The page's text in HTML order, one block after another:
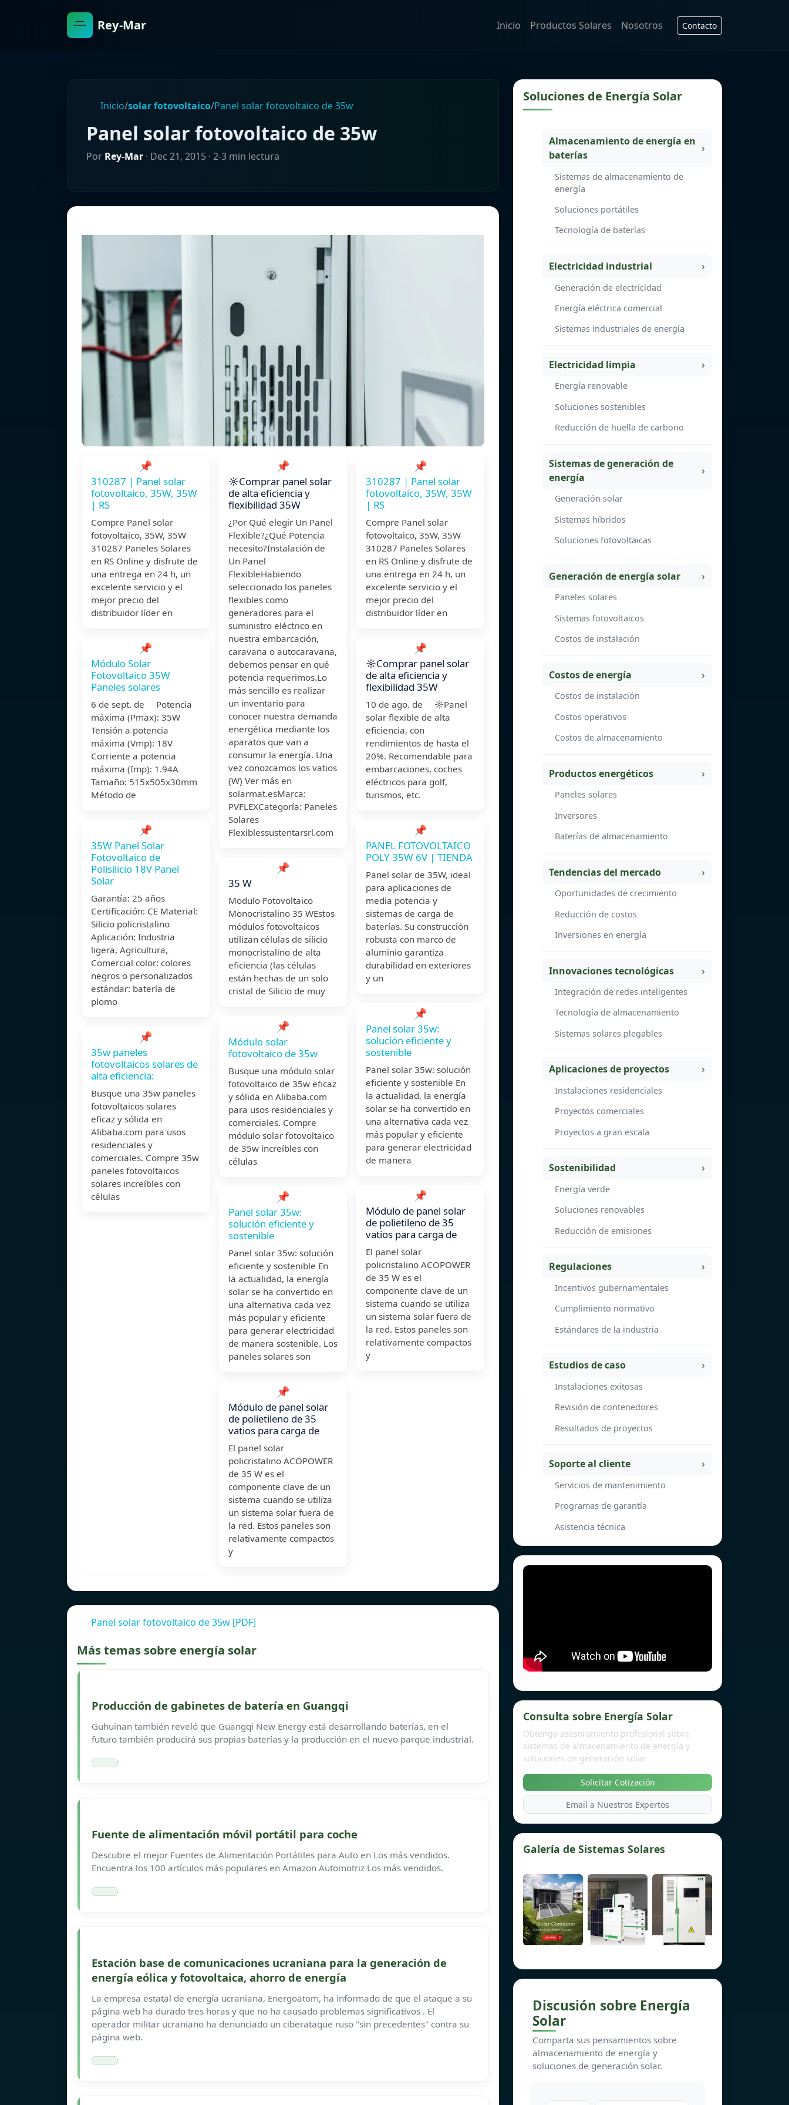
Rey-Mar Inicio Productos Solares Nosotros Contacto
Inicio/solar fotovoltaico/Panel solar fotovoltaico de 35w
Panel solar fotovoltaico de 35w
Por Rey-Mar · Dec 21, 2015 · 2-3 min lectura
📌
310287 | Panel solar
fotovoltaico, 35W, 35W
| RS
Compre Panel solar
fotovoltaico, 35W, 35W
310287 Paneles Solares
en RS Online y disfrute de
una entrega en 24 h, un
excelente servicio y el
mejor precio del
distribuidor líder en
📌
Módulo Solar
Fotovoltaico 35W
Paneles solares
6 de sept. de Potencia
máxima (Pmax): 35W
Tensión a potencia
máxima (Vmp): 18V
Corriente a potencia
máxima (Imp): 1.94A
Tamaño: 515x505x30mm
Método de
📌
35W Panel Solar
Fotovoltaico de
Polisilicio 18V Panel
Solar
Garantía: 25 años
Certificación: CE Material:
Silicio policristalino
Aplicación: Industria
ligera, Agricultura,
Comercial color: colores
negros o personalizados
estándar: batería de
plomo
📌
35w paneles
fotovoltaicos solares de
alta eficiencia:
Busque una 35w paneles
fotovoltaicos solares
eficaz y sólida en
Alibaba.com para usos
residenciales y
comerciales. Compre 35w
paneles fotovoltaicos
solares increíbles con
células
📌
☼Comprar panel solar
de alta eficiencia y
flexibilidad 35W
¿Por Qué elegir Un Panel
Flexible?¿Qué Potencia
necesito?Instalación de
Un Panel
FlexibleHabiendo
seleccionado los paneles
flexibles como
generadores para el
suministro eléctrico en
nuestra embarcación,
caravana o autocaravana,
debemos pensar en qué
potencia requerimos.Lo
más sencillo es realizar
un inventario para
conocer nuestra demanda
energética mediante los
aparatos que van a
consumir la energía. Una
vez conozcamos los vatios
(W) Ver más en
solarmat.esMarca:
PVFLEXCategoría: Paneles
Solares
Flexiblessustentarsrl.com
📌
35 W
Modulo Fotovoltaico
Monocristalino 35 WEstos
módulos fotovoltaicos
utilizan células de silicio
monocristalino de alta
eficiencia (las células
están hechas de un solo
cristal de Silicio de muy
📌
Módulo solar
fotovoltaico de 35w
Busque una módulo solar
fotovoltaico de 35w eficaz
y sólida en Alibaba.com
para usos residenciales y
comerciales. Compre
módulo solar fotovoltaico
de 35w increíbles con
células
📌
Panel solar 35w:
solución eficiente y
sostenible
Panel solar 35w: solución
eficiente y sostenible En
la actualidad, la energía
solar se ha convertido en
una alternativa cada vez
más popular y eficiente
para generar electricidad
de manera sostenible. Los
paneles solares son
📌
Módulo de panel solar
de polietileno de 35
vatios para carga de
El panel solar
policristalino ACOPOWER
de 35 W es el
componente clave de un
sistema cuando se utiliza
un sistema solar fuera de
la red. Estos paneles son
relativamente compactos
y
📌
310287 | Panel solar
fotovoltaico, 35W, 35W
| RS
Compre Panel solar
fotovoltaico, 35W, 35W
310287 Paneles Solares
en RS Online y disfrute de
una entrega en 24 h, un
excelente servicio y el
mejor precio del
distribuidor líder en
📌
☼Comprar panel solar
de alta eficiencia y
flexibilidad 35W
10 de ago. de ☼Panel
solar flexible de alta
eficiencia, con
rendimientos de hasta el
20%. Recomendable para
embarcaciones, coches
eléctricos para golf,
turismos, etc.
📌
PANEL FOTOVOLTAICO
POLY 35W 6V | TIENDA
Panel solar de 35W, ideal
para aplicaciones de
media potencia y
sistemas de carga de
baterías. Su construcción
robusta con marco de
aluminio garantiza
durabilidad en exteriores
y un
📌
Panel solar 35w:
solución eficiente y
sostenible
Panel solar 35w: solución
eficiente y sostenible En
la actualidad, la energía
solar se ha convertido en
una alternativa cada vez
más popular y eficiente
para generar electricidad
de manera
📌
Módulo de panel solar
de polietileno de 35
vatios para carga de
El panel solar
policristalino ACOPOWER
de 35 W es el
componente clave de un
sistema cuando se utiliza
un sistema solar fuera de
la red. Estos paneles son
relativamente compactos
y
Panel solar fotovoltaico de 35w [PDF]
Más temas sobre energía solar
Producción de gabinetes de batería en Guangqi
Guhuinan también reveló que Guangqi New Energy está desarrollando baterías, en el
futuro también producirá sus propias baterías y la producción en el nuevo parque industrial.
Fuente de alimentación móvil portátil para coche
Descubre el mejor Fuentes de Alimentación Portátiles para Auto en Los más vendidos.
Encuentra los 100 artículos más populares en Amazon Automotriz Los más vendidos.
Estación base de comunicaciones ucraniana para la generación de
energía eólica y fotovoltaica, ahorro de energía
La empresa estatal de energía ucraniana, Energoatom, ha informado de que el ataque a su
página web ha durado tres horas y que no ha causado problemas significativos . El
operador militar ucraniano ha denunciado un ciberataque ruso "sin precedentes" contra su
página web.
Soluciones de Energía Solar
Almacenamiento de energía en
baterías
Sistemas de almacenamiento de
energía
Soluciones portátiles
Tecnología de baterías
Electricidad industrial
Generación de electricidad
Energía eléctrica comercial
Sistemas industriales de energía
Electricidad limpia
Energía renovable
Soluciones sostenibles
Reducción de huella de carbono
Sistemas de generación de
energía
Generación solar
Sistemas híbridos
Soluciones fotovoltaicas
Generación de energía solar
Paneles solares
Sistemas fotovoltaicos
Costos de instalación
Costos de energía
Costos de instalación
Costos operativos
Costos de almacenamiento
Productos energéticos
Paneles solares
Inversores
Baterías de almacenamiento
Tendencias del mercado
Oportunidades de crecimiento
Reducción de costos
Inversiones en energía
Innovaciones tecnológicas
Integración de redes inteligentes
Tecnología de almacenamiento
Sistemas solares plegables
Aplicaciones de proyectos
Instalaciones residenciales
Proyectos comerciales
Proyectos a gran escala
Sostenibilidad
Energía verde
Soluciones renovables
Reducción de emisiones
Regulaciones
Incentivos gubernamentales
Cumplimiento normativo
Estándares de la industria
Estudios de caso
Instalaciones exitosas
Revisión de contenedores
Resultados de proyectos
Soporte al cliente
Servicios de mantenimiento
Programas de garantía
Asistencia técnica
Consulta sobre Energía Solar
Obtenga asesoramiento profesional sobre
sistemas de almacenamiento de energía y
soluciones de generación solar.
Solicitar Cotización
Email a Nuestros Expertos
Galería de Sistemas Solares
Discusión sobre Energía
Solar
Comparta sus pensamientos sobre
almacenamiento de energía y
soluciones de generación solar.